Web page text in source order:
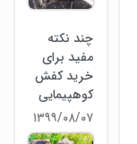
چند نکته
مفید برای
خرید کفش
کوهپیمایی
۱۳۹۹/۰۸/۰۷